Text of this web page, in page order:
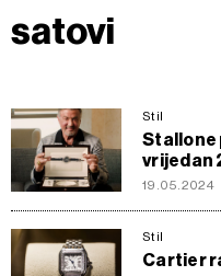
satovi
Stil
Stallone
vrijedan
19.05.2024
Stil
Cartier